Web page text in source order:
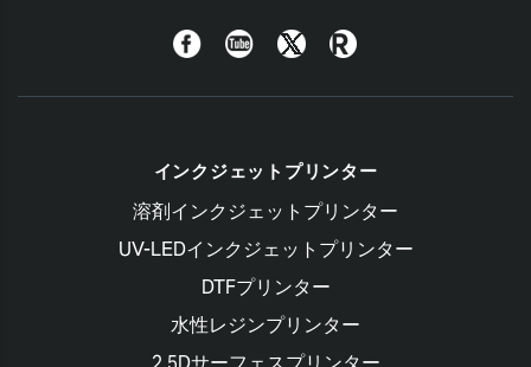
FacebookYouTubeTwitterRoland
インクジェットプリンター
溶剤インクジェットプリンター
UV-LEDインクジェットプリンター
DTFプリンター
水性レジンプリンター